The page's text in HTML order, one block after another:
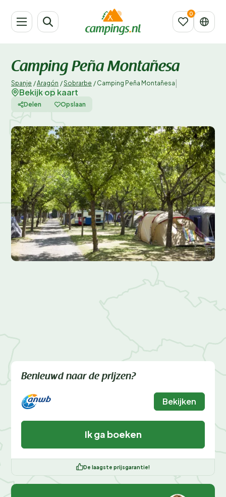
Camping Peña Montañesa
Spanje /Aragón /Sobrarbe / Camping Peña Montañesa
Bekijk op kaart
Delen Opslaan
Benieuwd naar de prijzen?
Bekijken
Ik ga boeken
De laagste prijsgarantie!